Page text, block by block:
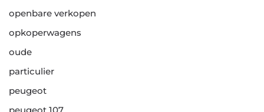
openbare verkopen
opkoperwagens
oude
particulier
peugeot